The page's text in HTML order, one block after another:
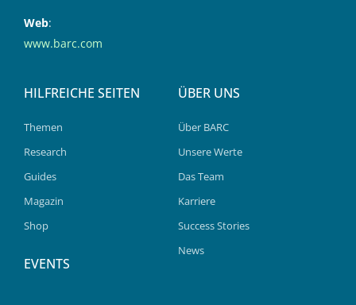
Web:
www.barc.com
HILFREICHE SEITEN
Themen
Research
Guides
Magazin
Shop
EVENTS
ÜBER UNS
Über BARC
Unsere Werte
Das Team
Karriere
Success Stories
News